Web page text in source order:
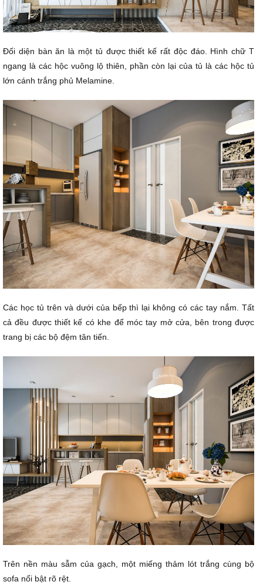
Đối diện bàn ăn là một tủ được thiết kế rất độc đáo. Hình chữ T
ngang là các hộc vuông lộ thiên, phần còn lại của tủ là các hộc tủ
lớn cánh trắng phủ Melamine.
Các học tủ trên và dưới của bếp thì lại không có các tay nắm. Tất
cả đều được thiết kế có khe để móc tay mở cửa, bên trong được
trang bị các bộ đệm tân tiến.
Trên nền màu sẫm của gạch, một miếng thảm lót trắng cùng bộ
sofa nổi bật rõ rệt.